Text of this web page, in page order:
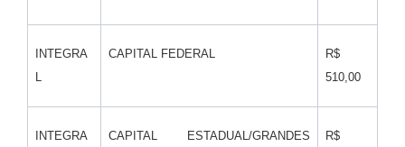
INTEGRA
CAPITAL FEDERAL
R$
510,00
INTEGRA
CAPITAL ESTADUAL/GRANDES
R$